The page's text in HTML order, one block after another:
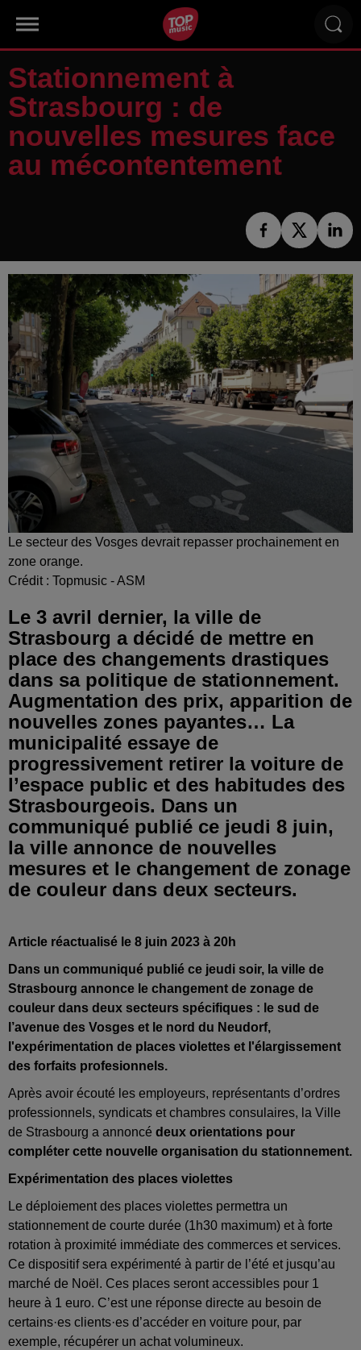
Stationnement à
Strasbourg : de
nouvelles mesures face
au mécontentement
Le secteur des Vosges devrait repasser prochainement en
zone orange.
Crédit : Topmusic - ASM
Le 3 avril dernier, la ville de
Strasbourg a décidé de mettre en
place des changements drastiques
dans sa politique de stationnement.
Augmentation des prix, apparition de
nouvelles zones payantes… La
municipalité essaye de
progressivement retirer la voiture de
l’espace public et des habitudes des
Strasbourgeois. Dans un
communiqué publié ce jeudi 8 juin,
la ville annonce de nouvelles
mesures et le changement de zonage
de couleur dans deux secteurs.
Article réactualisé le 8 juin 2023 à 20h
Dans un communiqué publié ce jeudi soir, la ville de
Strasbourg annonce le changement de zonage de
couleur dans deux secteurs spécifiques : le sud de
l’avenue des Vosges et le nord du Neudorf,
l'expérimentation de places violettes et l'élargissement
des forfaits profesionnels.
Après avoir écouté les employeurs, représentants d’ordres
professionnels, syndicats et chambres consulaires, la Ville
de Strasbourg a annoncé deux orientations pour
compléter cette nouvelle organisation du stationnement.
Expérimentation des places violettes
Le déploiement des places violettes permettra un
stationnement de courte durée (1h30 maximum) et à forte
rotation à proximité immédiate des commerces et services.
Ce dispositif sera expérimenté à partir de l’été et jusqu’au
marché de Noël. Ces places seront accessibles pour 1
heure à 1 euro. C’est une réponse directe au besoin de
certains·es clients·es d’accéder en voiture pour, par
exemple, récupérer un achat volumineux.